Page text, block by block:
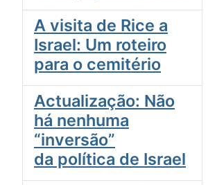
A visita de Rice a
Israel: Um roteiro
para o cemitério
Actualização: Não
há nenhuma
“inversão”
da política de Israel